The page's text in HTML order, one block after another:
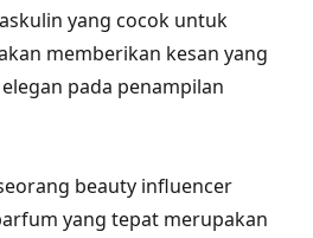
yang cocok untuk
memberikan kesan yang
pada penampilan
beauty influencer
yang tepat merupakan